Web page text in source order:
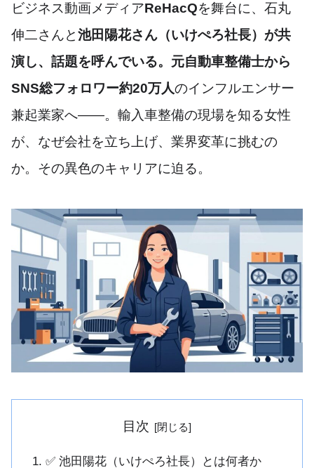
ビジネス動画メディアReHacQを舞台に、石丸
伸二さんと池田陽花さん（いけぺろ社長）が共
演し、話題を呼んでいる。元自動車整備士から
SNS総フォロワー約20万人のインフルエンサー
兼起業家へ――。輸入車整備の現場を知る女性
が、なぜ会社を立ち上げ、業界変革に挑むの
か。その異色のキャリアに迫る。
目次
✅ 池田陽花（いけぺろ社長）とは何者か